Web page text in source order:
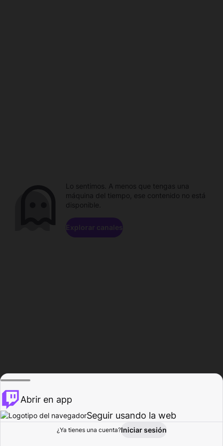
Explorar Actividad
Lo sentimos. A menos que tengas una
máquina del tiempo, ese contenido no está
disponible.
Explorar canales
Abrir en app
Seguir usando la web
¿Ya tienes una cuenta?Iniciar sesión